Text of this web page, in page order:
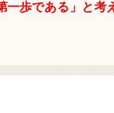
歩である」と考